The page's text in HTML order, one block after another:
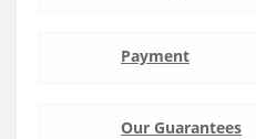
Payment
Our Guarantees